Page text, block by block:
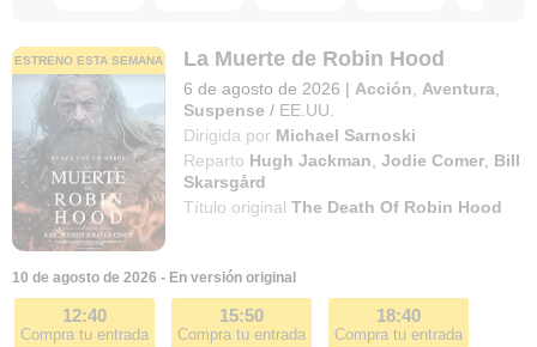
ESTRENO ESTA SEMANA La Muerte de Robin Hood
6 de agosto de 2026 | Acción Aventura
Suspense / EE.UU.
Dirigida por Michael Sarnoski
Reparto Hugh Jackman ,Jodie Comer Bill
Skarsgård
Título originalThe Death Of Robin Hood
10 de agosto de 2026 - En versión original
12:40
Compra tu entrada
15:50
Compra tu entrada
18:40
Compra tu entrada